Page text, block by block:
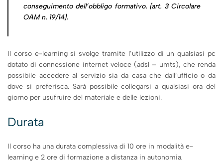
conseguimento dell’obbligo formativo. [art. 3Circolare
OAM n. 19/14].
Il corso e-learning si svolge tramite l’utilizzo di un qualsiasi pc
dotato di connessione internet veloce (adsl – umts), che renda
possibile accedere al servizio sia da casa che dall’ufficio o da
dove si preferisca. Sarà possibile collegarsi a qualsiasi ora del
giorno per usufruire del materiale e delle lezioni.
Durata
Il corso ha una durata complessiva di 10 ore in modalità e-
learning e 2 ore di formazione a distanza in autonomia.